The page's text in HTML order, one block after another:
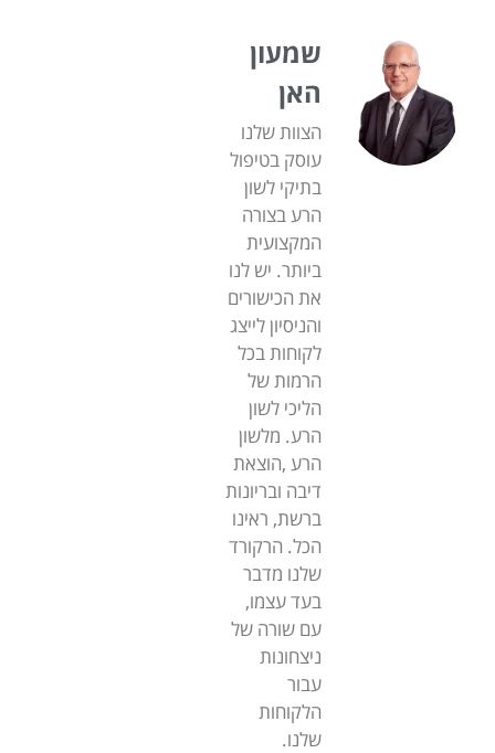
שמעון
האן
הצוות שלנו
עוסק בטיפול
בתיקי לשון
הרע בצורה
המקצועית
ביותר. יש לנו
את הכישורים
והניסיון לייצג
לקוחות בכל
הרמות של
הליכי לשון
הרע. מלשון
הרע ,הוצאת
דיבה ובריונות
ברשת, ראינו
הכל. הרקורד
שלנו מדבר
בעד עצמו,
עם שורה של
ניצחונות
עבור
הלקוחות
שלנו.